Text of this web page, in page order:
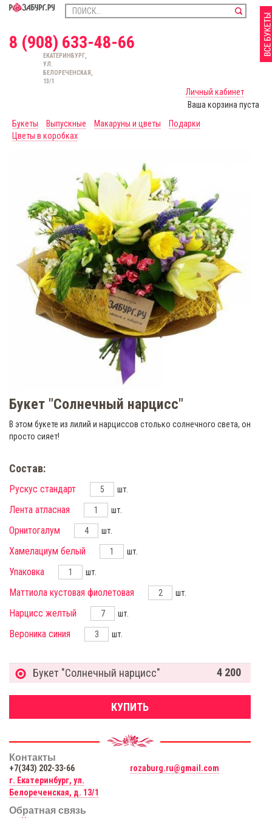
8 (908) 633-48-66
ЕКАТЕРИНБУРГ,
УЛ.
БЕЛОРЕЧЕНСКАЯ,
13/1
Личный кабинет
Ваша корзина пуста
Букеты
Выпускные Макаруны и цветы
Подарки
Цветы в коробках
Букет "Солнечный нарцисс"
В этом букете из лилий и нарциссов столько солнечного света, он
просто сияет!
Состав:
Рускус стандарт шт.
Лента атласная шт.
Орнитогалум шт.
Хамелациум белый шт.
Упаковка шт.
Маттиола кустовая фиолетовая шт.
Нарцисс желтый шт.
Вероника синия шт.
Букет "Солнечный нарцисс" 4 200
КУПИТЬ
Контакты
+7(343) 202-33-66
rozaburg.ru@gmail.com
г. Екатеринбург, ул.
Белореченская, д. 13/1
Обратная связь